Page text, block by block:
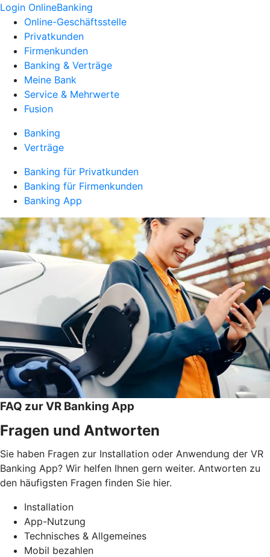
Login OnlineBanking
Online-Geschäftsstelle
Privatkunden
Firmenkunden
Banking & Verträge
Meine Bank
Service & Mehrwerte
Fusion
Banking
Verträge
Banking für Privatkunden
Banking für Firmenkunden
Banking App
FAQ zur VR Banking App
Fragen und Antworten
Sie haben Fragen zur Installation oder Anwendung der VR
Banking App? Wir helfen Ihnen gern weiter. Antworten zu
den häufigsten Fragen finden Sie hier.
Installation
App-Nutzung
Technisches & Allgemeines
Mobil bezahlen